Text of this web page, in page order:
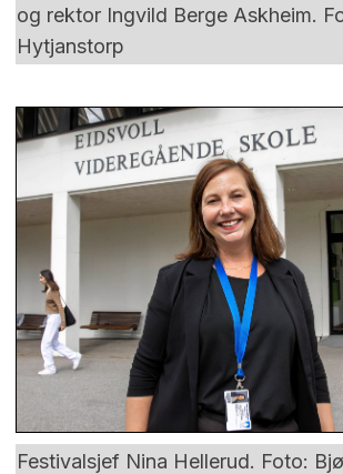
og rektor Ingvild Berge Askheim.
Hytjanstorp
Festivalsjef Nina Hellerud. Foto: